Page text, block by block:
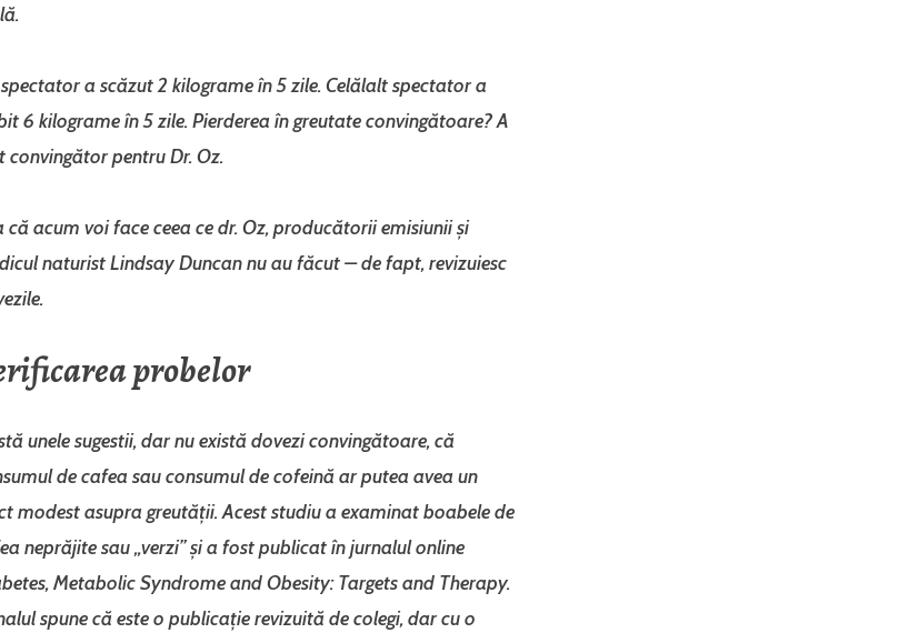
a scăzut 2 kilograme în 5 zile. Celălalt spectator a
6 kilograme în 5 zile. Pierderea în greutate convingătoare? A
convingător pentru Dr. Oz.
că acum voi face ceea ce dr. Oz, producătorii emisiunii și
naturist Lindsay Duncan nu au făcut – de fapt, revizuiesc
probelor
unele sugestii, dar nu există dovezi convingătoare, că
de cafea sau consumul de cofeină ar putea avea un
modest asupra greutății. Acest studiu a examinat boabele de
neprăjite sau „verzi” și a fost publicat în jurnalul online
Metabolic Syndrome and Obesity: Targets and Therapy.
spune că este o publicație revizuită de colegi, dar cu o